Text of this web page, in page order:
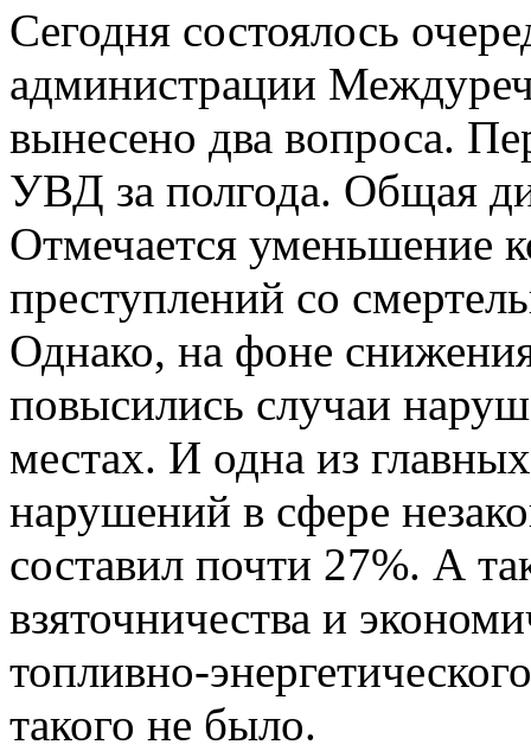
Сегодня состоялось
администрации
вынесено два вопроса.
УВД за полгода. Общая
Отмечается уменьшение
преступлений со
Однако, на фоне
повысились случаи
местах. И одна из
нарушений в сфере
составил почти 27%. А
взяточничества и
топливно-
такого не было.